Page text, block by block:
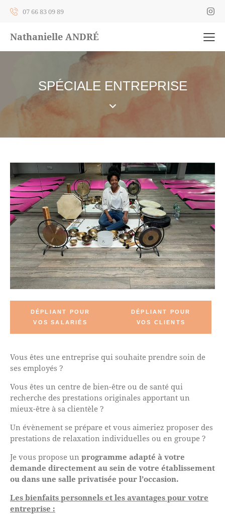
07 66 83 09 89
Nathanielle ANDRÉ
SPÉCIALE ENTREPRISE
DÉPLIANT POUR
VOS SALARIÉS
DÉPLIANT POUR
VOS CLIENTS
Vous êtes une entreprise qui souhaite prendre soin de
ses employés ?
Vous êtes un centre de bien-être ou de santé qui
recherche des prestations originales apportant un
mieux-être à sa clientèle ?
Un évènement se prépare et vous aimeriez proposer des
prestations de relaxation individuelles ou en groupe ?
Je vous propose un programme adapté à votre
demande directement au sein de votre établissement
ou dans une salle privatisée pour l’occasion.
Les bienfaits personnels et les avantages pour votre
entreprise :